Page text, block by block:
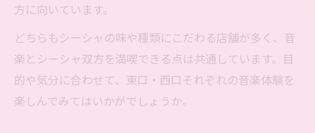
方に向いています。
どちらもシーシャの味や種類にこだわる店舗が多く、音
楽とシーシャ双方を満喫できる点は共通しています。目
的や気分に合わせて、東口・西口それぞれの音楽体験を
楽しんでみてはいかがでしょうか。